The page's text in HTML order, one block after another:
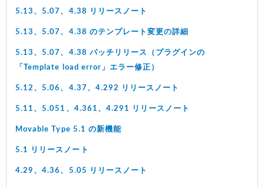
5.13、5.07、4.38 リリースノート
5.13、5.07、4.38 のテンプレート変更の詳細
5.13、5.07、4.38 パッチリリース（プラグインの
「Template load error」エラー修正）
5.12、5.06、4.37、4.292 リリースノート
5.11、5.051、4.361、4.291 リリースノート
Movable Type 5.1 の新機能
5.1 リリースノート
4.29、4.36、5.05 リリースノート